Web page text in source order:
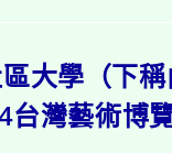
大學（下稱
台灣藝術博